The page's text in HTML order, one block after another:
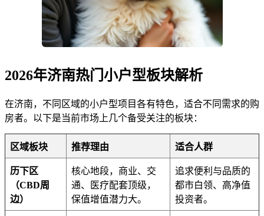
2026年济南热门小户型板块解析
在济南，不同区域的小户型项目各有特色，适合不同需求的购
房者。以下是当前市场上几个备受关注的板块：
区域板块 推荐理由 适合人群
历下区
（CBD周
边）
核心地段，商业、交
通、医疗配套顶级，
保值增值潜力大。
追求便利与品质的
都市白领、高净值
投资者。